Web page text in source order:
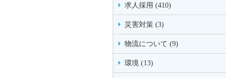
求人採用 (410)
災害対策 (3)
物流について (9)
環境 (13)